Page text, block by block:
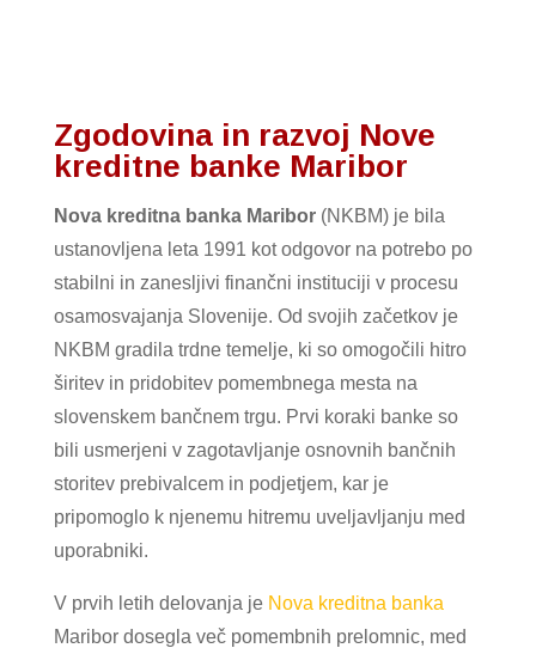
Zgodovina in razvoj Nove
kreditne banke Maribor
Nova kreditna banka Maribor(NKBM) je bila
ustanovljena leta 1991 kot odgovor na potrebo po
stabilni in zanesljivi finančni instituciji v procesu
osamosvajanja Slovenije. Od svojih začetkov je
NKBM gradila trdne temelje, ki so omogočili hitro
širitev in pridobitev pomembnega mesta na
slovenskem bančnem trgu. Prvi koraki banke so
bili usmerjeni v zagotavljanje osnovnih bančnih
storitev prebivalcem in podjetjem, kar je
pripomoglo k njenemu hitremu uveljavljanju med
uporabniki.
V prvih letih delovanja je Nova kreditna banka
Maribor dosegla več pomembnih prelomnic, med